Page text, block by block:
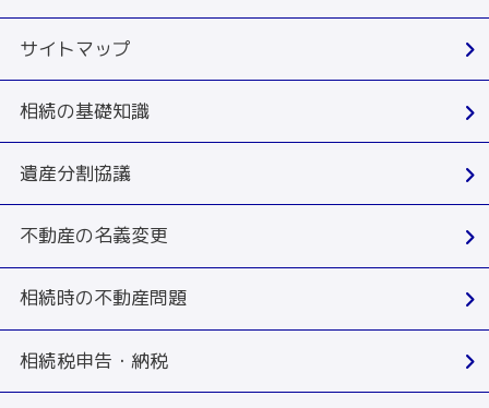
サイトマップ
相続の基礎知識
遺産分割協議
不動産の名義変更
相続時の不動産問題
相続税申告・納税